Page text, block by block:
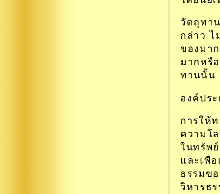
วัตถุทา
กล่าว ไ
ของมา
มากหรื
ทานนั้น
องค์ปร
การให้
ความโ
ในทรัพ
และเพื่
ธรรมข
วิหารธ